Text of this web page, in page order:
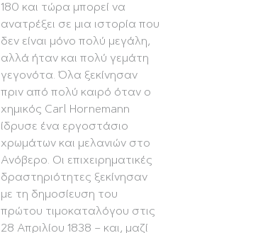
180 και τώρα μπορεί να
ανατρέξει σε μια ιστορία που
δεν είναι μόνο πολύ μεγάλη,
αλλά ήταν και πολύ γεμάτη
γεγονότα. Όλα ξεκίνησαν
πριν από πολύ καιρό όταν ο
χημικός Carl Hornemann
ίδρυσε ένα εργοστάσιο
χρωμάτων και μελανιών στο
Ανόβερο. Οι επιχειρηματικές
δραστηριότητες ξεκίνησαν
με τη δημοσίευση του
πρώτου τιμοκαταλόγου στις
28 Απριλίου 1838 – και, μαζί